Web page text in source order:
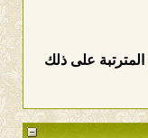
على ذلك